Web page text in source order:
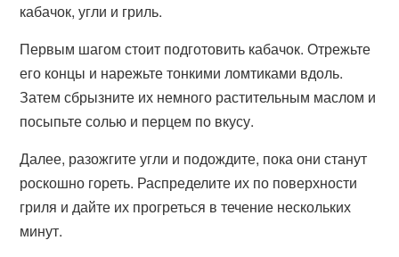
кабачок, угли и гриль.
Первым шагом стоит подготовить кабачок. Отрежьте
его концы и нарежьте тонкими ломтиками вдоль.
Затем сбрызните их немного растительным маслом и
посыпьте солью и перцем по вкусу.
Далее, разожгите угли и подождите, пока они станут
роскошно гореть. Распределите их по поверхности
гриля и дайте их прогреться в течение нескольких
минут.